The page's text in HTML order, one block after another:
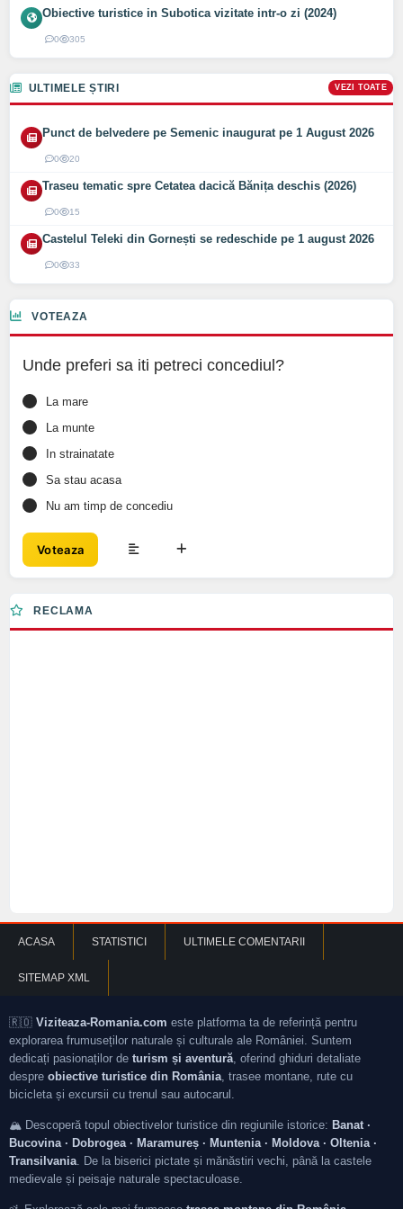
Obiective turistice in Subotica vizitate intr-o zi (2024)
0 305
ULTIMELE ȘTIRI VEZI TOATE
Punct de belvedere pe Semenic inaugurat pe 1 August 2026
0 20
Traseu tematic spre Cetatea dacică Bănița deschis (2026)
0 15
Castelul Teleki din Gornești se redeschide pe 1 august 2026
0 33
VOTEAZA
Unde preferi sa iti petreci concediul?
La mare
La munte
In strainatate
Sa stau acasa
Nu am timp de concediu
Voteaza
RECLAMA
ACASA STATISTICI ULTIMELE COMENTARII
SITEMAP XML
🇷🇴 Viziteaza-Romania.com este platforma ta de referință pentru
explorarea frumuseților naturale și culturale ale României. Suntem
dedicați pasionaților de turism și aventură , oferind ghiduri detaliate
despre obiective turistice din România , trasee montane, rute cu
bicicleta și excursii cu trenul sau autocarul.
🏔️ Descoperă topul obiectivelor turistice din regiunile istorice: Banat ·
Bucovina · Dobrogea · Maramureș · Muntenia · Moldova · Oltenia ·
Transilvania . De la biserici pictate și mănăstiri vechi, până la castele
medievale și peisaje naturale spectaculoase.